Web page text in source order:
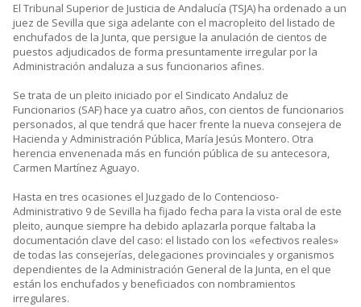
El Tribunal Superior de Justicia de Andalucía (TSJA) ha ordenado a un
juez de Sevilla que siga adelante con el macropleito del listado de
enchufados de la Junta, que persigue la anulación de cientos de
puestos adjudicados de forma presuntamente irregular por la
Administración andaluza a sus funcionarios afines.
Se trata de un pleito iniciado por el Sindicato Andaluz de
Funcionarios (SAF) hace ya cuatro años, con cientos de funcionarios
personados, al que tendrá que hacer frente la nueva consejera de
Hacienda y Administración Pública, María Jesús Montero. Otra
herencia envenenada más en función pública de su antecesora,
Carmen Martínez Aguayo.
Hasta en tres ocasiones el Juzgado de lo Contencioso-
Administrativo 9 de Sevilla ha fijado fecha para la vista oral de este
pleito, aunque siempre ha debido aplazarla porque faltaba la
documentación clave del caso: el listado con los «efectivos reales»
de todas las consejerías, delegaciones provinciales y organismos
dependientes de la Administración General de la Junta, en el que
están los enchufados y beneficiados con nombramientos
irregulares.